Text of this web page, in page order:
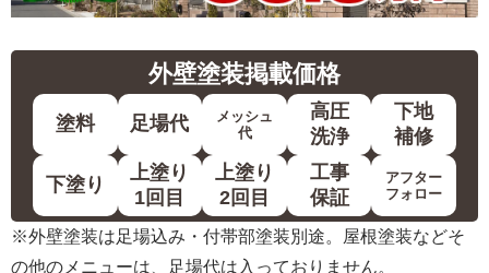
外壁塗装掲載価格
塗料 足場代
メッシュ
代
高圧
洗浄
下地
補修
下塗り
上塗り
1回目
上塗り
2回目
工事
保証
アフター
フォロー
※外壁塗装は足場込み・付帯部塗装別途。屋根塗装などそ
の他のメニューは、足場代は入っておりません。